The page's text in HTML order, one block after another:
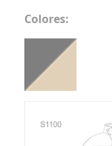
Colores: